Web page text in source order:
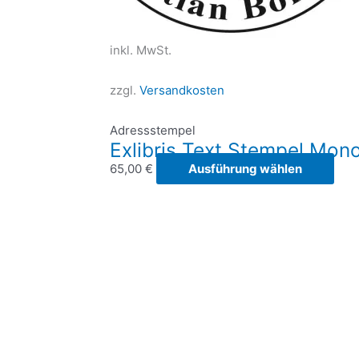
inkl. MwSt.
zzgl. Versandkosten
Adressstempel
Exlibris Text Stempel
65,00 € Ausführung wählen